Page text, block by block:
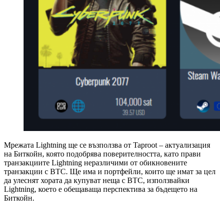
Мрежата Lightning ще се възползва от Taproot – актуализация
на Биткойн, която подобрява поверителността, като прави
транзакциите Lightning неразличими от обикновените
транзакции с BTC. Ще има и портфейли, които ще имат за цел
да улеснят хората да купуват неща с BTC, използвайки
Lightning, което е обещаваща перспектива за бъдещето на
Биткойн.